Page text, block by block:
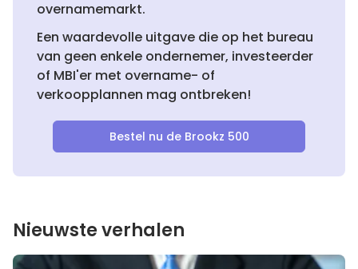
overnamemarkt.
Een waardevolle uitgave die op het bureau
van geen enkele ondernemer, investeerder
of MBI'er met overname- of
verkoopplannen mag ontbreken!
Bestel nu de Brookz 500
Nieuwste verhalen